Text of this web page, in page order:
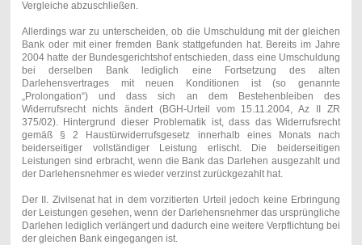
Vergleiche abzuschließen.
Allerdings war zu unterscheiden, ob die Umschuldung mit der gleichen
Bank oder mit einer fremden Bank stattgefunden hat. Bereits im Jahre
2004 hatte der Bundesgerichtshof entschieden, dass eine Umschuldung
bei derselben Bank lediglich eine Fortsetzung des alten
Darlehensvertrages mit neuen Konditionen ist (so genannte
„Prolongation“) und dass sich an dem Bestehenbleiben des
Widerrufsrecht nichts ändert (BGH-Urteil vom 15.11.2004, Az II ZR
375/02). Hintergrund dieser Problematik ist, dass das Widerrufsrecht
gemäß § 2 Haustürwiderrufsgesetz innerhalb eines Monats nach
beiderseitiger vollständiger Leistung erlischt. Die beiderseitigen
Leistungen sind erbracht, wenn die Bank das Darlehen ausgezahlt und
der Darlehensnehmer es wieder verzinst zurückgezahlt hat.
Der II. Zivilsenat hat in dem vorzitierten Urteil jedoch keine Erbringung
der Leistungen gesehen, wenn der Darlehensnehmer das ursprüngliche
Darlehen lediglich verlängert und dadurch eine weitere Verpflichtung bei
der gleichen Bank eingegangen ist.